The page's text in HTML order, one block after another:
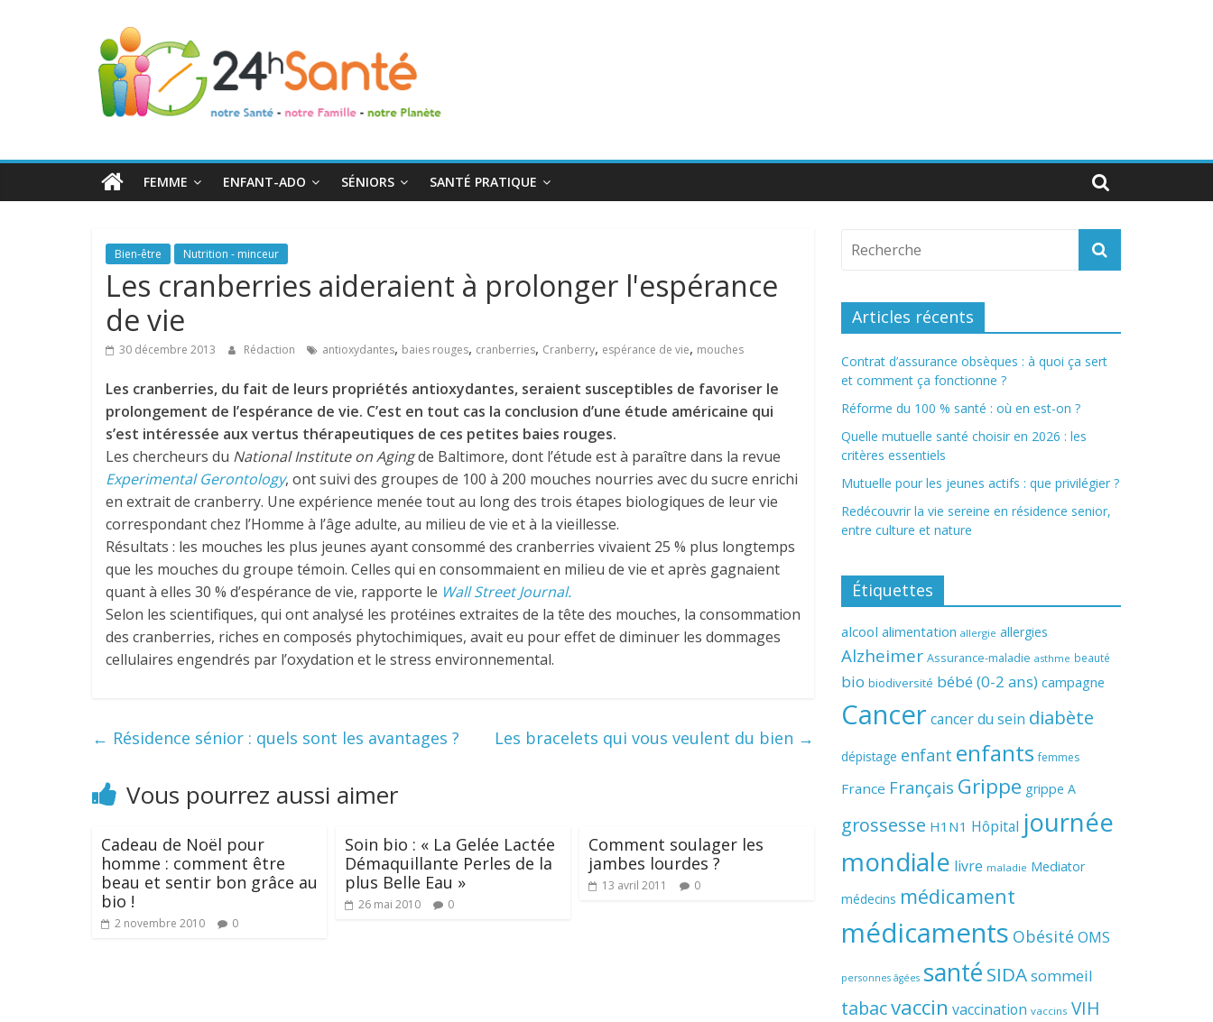
24h
Santé
toute
FEMME ENFANT-ADO SÉNIORS SANTÉ PRATIQUE
Bien-être Nutrition - minceur
Les cranberries aideraient à prolonger l'espérance
de vie
30 décembre 2013 Rédaction antioxydantes, baies rouges, cranberries, Cranberry, espérance de vie, mouches
Les cranberries, du fait de leurs propriétés antioxydantes, seraient susceptibles de favoriser le
prolongement de l’espérance de vie. C’est en tout cas la conclusion d’une étude américaine qui
s’est intéressée aux vertus thérapeutiques de ces petites baies rouges.
Les chercheurs du National Institute on Agingde Baltimore, dont l’étude est à paraître dans la revue
Experimental Gerontology, ont suivi des groupes de 100 à 200 mouches nourries avec du sucre enrichi
en extrait de cranberry. Une expérience menée tout au long des trois étapes biologiques de leur vie
correspondant chez l’Homme à l’âge adulte, au milieu de vie et à la vieillesse.
Résultats : les mouches les plus jeunes ayant consommé des cranberries vivaient 25 % plus longtemps
que les mouches du groupe témoin. Celles qui en consommaient en milieu de vie et après gagnaient
quant à elles 30 % d’espérance de vie, rapporte le Wall Street Journal.
Selon les scientifiques, qui ont analysé les protéines extraites de la tête des mouches, la consommation
des cranberries, riches en composés phytochimiques, avait eu pour effet de diminuer les dommages
cellulaires engendrés par l’oxydation et le stress environnemental.
← Résidence sénior : quels sont les avantages ? Les bracelets qui vous veulent du bien →
Vous pourrez aussi aimer
Cadeau de Noël pour
homme : comment être
beau et sentir bon grâce au
bio !
2 novembre 2010 0
Soin bio : « La Gelée Lactée
Démaquillante Perles de la
plus Belle Eau »
26 mai 2010 0
Comment soulager les
jambes lourdes ?
13 avril 2011 0
Articles récents
Contrat d’assurance obsèques : à quoi ça sert
et comment ça fonctionne ?
Réforme du 100 % santé : où en est-on ?
Quelle mutuelle santé choisir en 2026 : les
critères essentiels
Mutuelle pour les jeunes actifs : que privilégier ?
Redécouvrir la vie sereine en résidence senior,
entre culture et nature
Étiquettes
alcool alimentation allergie allergies
Alzheimer Assurance-maladie asthme beauté
bio biodiversité bébé (0-2 ans) campagne
Cancer cancer du sein diabète
dépistage enfant enfants femmes
France Français Grippe grippe A
grossesse H1N1 Hôpital journée
mondiale livre maladie Mediator
médecins médicament
médicaments Obésité OMS
personnes âgées santé SIDAsommeil
tabacvaccin vaccination vaccins VIH